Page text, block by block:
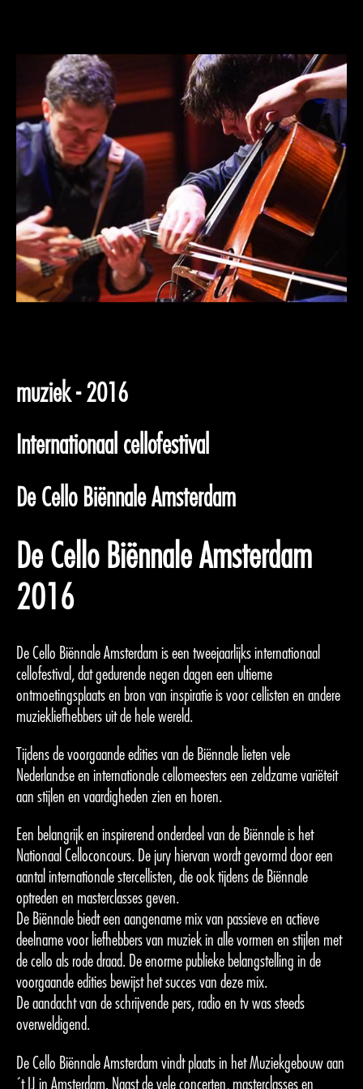
muziek - 2016
Internationaal cellofestival
De Cello Biënnale Amsterdam
De Cello Biënnale Amsterdam
2016
De Cello Biënnale Amsterdam is een tweejaarlijks internationaal
cellofestival, dat gedurende negen dagen een ultieme
ontmoetingsplaats en bron van inspiratie is voor cellisten en andere
muziekliefhebbers uit de hele wereld.
Tijdens de voorgaande edities van de Biënnale lieten vele
Nederlandse en internationale cellomeesters een zeldzame variëteit
aan stijlen en vaardigheden zien en horen.
Een belangrijk en inspirerend onderdeel van de Biënnale is het
Nationaal Celloconcours. De jury hiervan wordt gevormd door een
aantal internationale stercellisten, die ook tijdens de Biënnale
optreden en masterclasses geven.
De Biënnale biedt een aangename mix van passieve en actieve
deelname voor liefhebbers van muziek in alle vormen en stijlen met
de cello als rode draad. De enorme publieke belangstelling in de
voorgaande edities bewijst het succes van deze mix.
De aandacht van de schrijvende pers, radio en tv was steeds
overweldigend.
De Cello Biënnale Amsterdam vindt plaats in het Muziekgebouw aan
´t IJ in Amsterdam. Naast de vele concerten, masterclasses en